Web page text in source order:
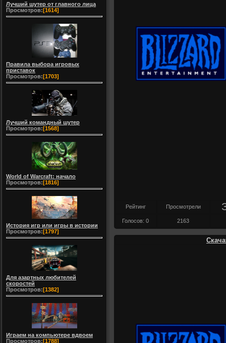
Лучший шутер от главного лица
Просмотров:[1614]
Правила выбора игровых
приставок
Просмотров:[1703]
Лучший командный шутер
Просмотров:[1568]
World of Warcraft: начало
Просмотров:[1816]
История игр или игры в истории
Просмотров:[1797]
Для азартных любителей
скоростей
Просмотров:[1382]
Играем на компьютере вдвоем
Просмотров: [1788]
Рейтинг Просмотрели
Голосов: 0 2163